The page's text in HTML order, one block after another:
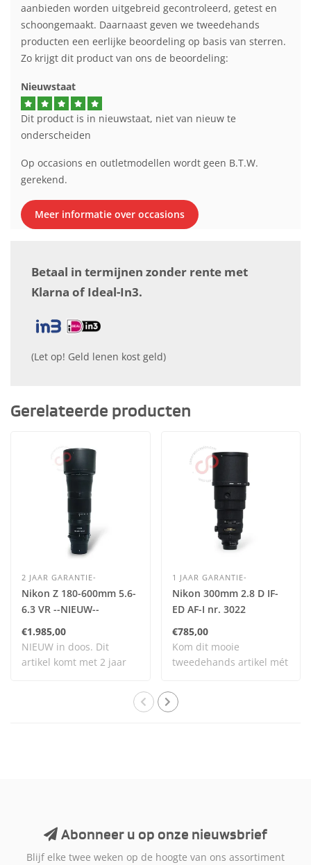
aanbieden worden uitgebreid gecontroleerd, getest en
schoongemaakt. Daarnaast geven we tweedehands
producten een eerlijke beoordeling op basis van sterren.
Zo krijgt dit product van ons de beoordeling:
Nieuwstaat
Dit product is in nieuwstaat, niet van nieuw te
onderscheiden
Op occasions en outletmodellen wordt geen B.T.W.
gerekend.
Meer informatie over occasions
Betaal in termijnen zonder rente met
Klarna of Ideal-In3.
(Let op! Geld lenen kost geld)
Gerelateerde producten
2 JAAR GARANTIE-
Nikon Z 180-600mm 5.6-
6.3 VR --NIEUW--
€1.985,00
NIEUW in doos. Dit
artikel komt met 2 jaar
1 JAAR GARANTIE-
Nikon 300mm 2.8 D IF-
ED AF-I nr. 3022
€785,00
Kom dit mooie
tweedehands artikel mét
Abonneer u op onze nieuwsbrief
Blijf elke twee weken op de hoogte van ons assortiment